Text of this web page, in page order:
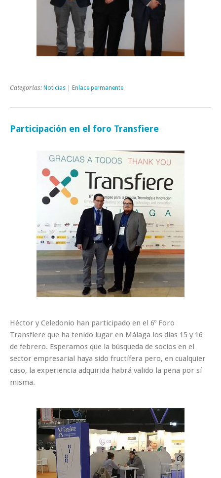
Categorías: Noticias Enlace permanente
Participación en el foro Transfiere
Héctor y Celedonio han participado en el 6º Foro
Transfiere que ha tenido lugar en Málaga los días 15 y 16
de febrero. Esperamos que la búsqueda de socios en el
sector empresarial haya sido fructífera pero, en cualquier
caso, la experiencia adquirida habrá valido la pena por sí
misma.